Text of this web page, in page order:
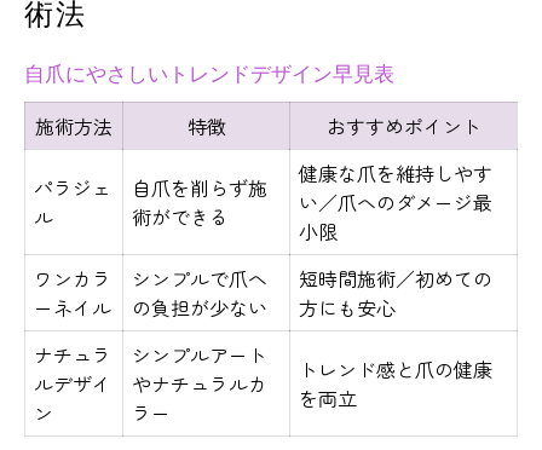
術法
自爪にやさしいトレンドデザイン早見表
施術方法 特徴 おすすめポイント
パラジェ
ル
自爪を削らず施
術ができる
健康な爪を維持しやす
い／爪へのダメージ最
小限
ワンカラ
ーネイル
シンプルで爪へ
の負担が少ない
短時間施術／初めての
方にも安心
ナチュラ
ルデザイ
ン
シンプルアート
やナチュラルカ
ラー
トレンド感と爪の健康
を両立